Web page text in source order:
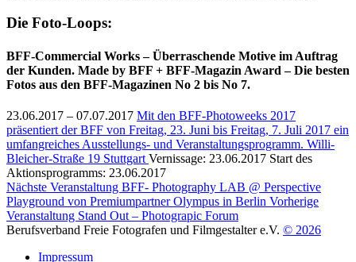
Die Foto-Loops:
BFF-Commercial Works – Überraschende Motive im Auftrag
der Kunden. Made by BFF + BFF-Magazin Award – Die besten
Fotos aus den BFF-Magazinen No 2 bis No 7.
23.06.2017 – 07.07.2017 Mit den BFF-Photoweeks 2017
präsentiert der BFF von Freitag, 23. Juni bis Freitag, 7. Juli 2017 ein
umfangreiches Ausstellungs- und Veranstaltungsprogramm. Willi-
Bleicher-Straße 19 Stuttgart Vernissage: 23.06.2017 Start des
Aktionsprogramms: 23.06.2017
Nächste Veranstaltung BFF- Photography LAB @ Perspective
Playground von Premiumpartner Olympus in Berlin Vorherige
Veranstaltung Stand Out – Photograpic Forum
Berufsverband Freie Fotografen und Filmgestalter e.V. © 2026
Impressum